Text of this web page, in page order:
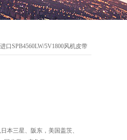
口SPB4560LW/5V1800风机皮带
本三星、阪东，美国盖茨、